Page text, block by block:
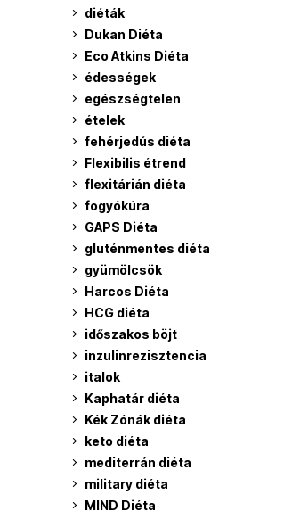
diéták
Dukan Diéta
Eco Atkins Diéta
édességek
egészségtelen
ételek
fehérjedús diéta
Flexibilis étrend
flexitárián diéta
fogyókúra
GAPS Diéta
gluténmentes diéta
gyümölcsök
Harcos Diéta
HCG diéta
időszakos böjt
inzulinrezisztencia
italok
Kaphatár diéta
Kék Zónák diéta
keto diéta
mediterrán diéta
military diéta
MIND Diéta